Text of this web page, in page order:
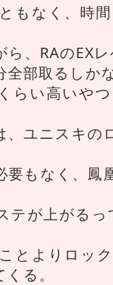
もなく、時
ら、RAのEX
全部取るしか
らい高いや
、ユニスキの
要もなく、鳳
テが上がる
とよりロッ
る。